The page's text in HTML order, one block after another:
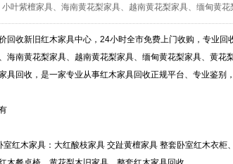
小叶紫檀家具、海南黄花梨家具、越南黄花梨家具、缅甸黄
回收新旧红木家具中心，24小时全市免费上门收购，专业
海南黄花梨家具、越南黄花梨家具、缅甸黄花梨家具、黄
具回收，是一家专业从事红木家具回收正规平台、专业鉴别
室红木家具：大红酸枝家具 交趾黄檀家具 整套卧室红木衣